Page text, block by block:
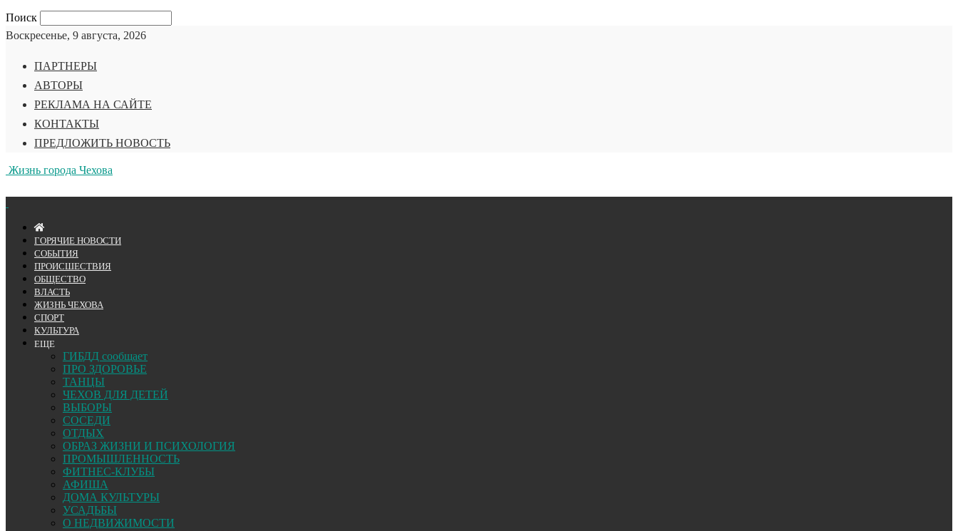
Поиск
Воскресенье, 9 августа, 2026
ПАРТНЕРЫ
АВТОРЫ
РЕКЛАМА НА САЙТЕ
КОНТАКТЫ
ПРЕДЛОЖИТЬ НОВОСТЬ
Жизнь города Чехова
ГОРЯЧИЕ НОВОСТИ
СОБЫТИЯ
ПРОИСШЕСТВИЯ
ОБЩЕСТВО
ВЛАСТЬ
ЖИЗНЬ ЧЕХОВА
СПОРТ
КУЛЬТУРА
ЕЩЕ
ГИБДД сообщает
ПРО ЗДОРОВЬЕ
ТАНЦЫ
ЧЕХОВ ДЛЯ ДЕТЕЙ
ВЫБОРЫ
СОСЕДИ
ОТДЫХ
ОБРАЗ ЖИЗНИ И ПСИХОЛОГИЯ
ПРОМЫШЛЕННОСТЬ
ФИТНЕС-КЛУБЫ
АФИША
ДОМА КУЛЬТУРЫ
УСАДЬБЫ
О НЕДВИЖИМОСТИ